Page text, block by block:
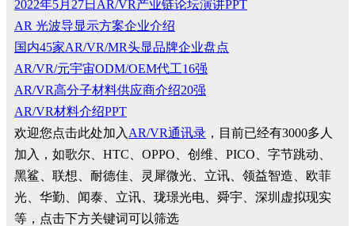
2022年5月27日AR/VR产业链论坛演讲PPT
AR 光波导显示方案企业介绍
国内45家AR/VR/MR头显品牌企业盘点
AR/VR/元宇宙ODM/OEM代工16强
AR/VR高分子材料供应商介绍20强
AR/VR材料介绍PPT
欢迎您点击此处加入 AR/VR通讯录 ，目前已经有3000多人
加入，如歌尔、HTC、OPPO、创维、PICO、字节跳动、
黑鲨、联想、耐德佳、灵犀微光、立讯、领益智造、欧菲
光、华勤、闻泰、立讯、珑璟光电、舜宇、深圳虚拟现实
等，点击下方关键词可以筛选